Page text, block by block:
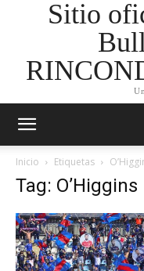
Sitio
Inicio Etiquetas
Tag: O’Higgins